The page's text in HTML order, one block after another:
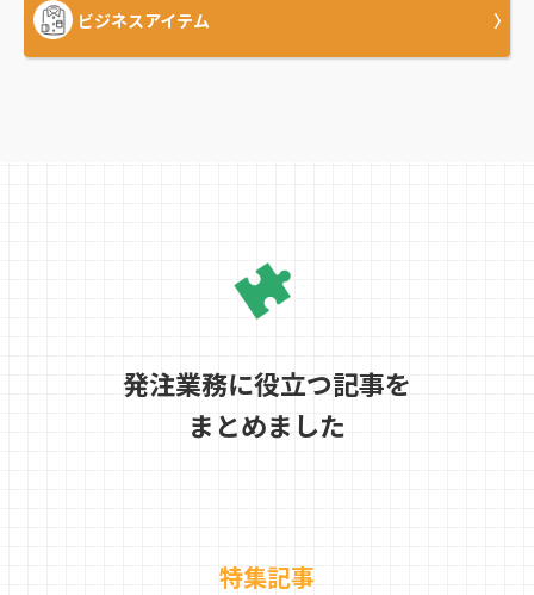
ビジネスアイテム
発注業務に役立つ記事を
まとめました
特集記事